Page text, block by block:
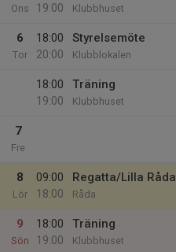
Ons
19:00
Klubbhuset
6
Tor
18:00
20:00
Styrelsemöte
Klubblokalen
18:00
19:00
Träning
Klubbhuset
7
Fre
8
Lör
09:00
18:00
Regatta/Lilla Råda
Råda
9
Sön
18:00
19:00
Träning
Klubbhuset